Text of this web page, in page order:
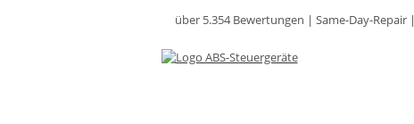
über 5.354 Bewertungen | Same-Day-Repair |